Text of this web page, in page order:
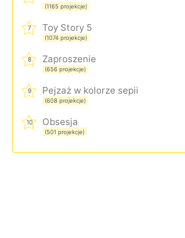
(1165 projekcje)
7 Toy Story 5
(1074 projekcje)
8 Zaproszenie
(656 projekcje)
9 Pejzaż w kolorze sepii
(608 projekcje)
10 Obsesja
(501 projekcje)